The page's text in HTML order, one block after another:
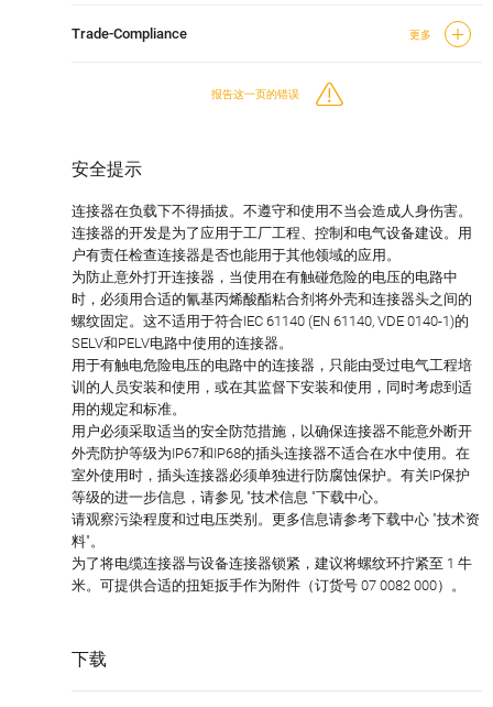
Trade-Compliance 更多
报告这一页的错误
安全提示
连接器在负载下不得插拔。不遵守和使用不当会造成人身伤害。
连接器的开发是为了应用于工厂工程、控制和电气设备建设。用
户有责任检查连接器是否也能用于其他领域的应用。
为防止意外打开连接器，当使用在有触碰危险的电压的电路中
时，必须用合适的氰基丙烯酸酯粘合剂将外壳和连接器头之间的
螺纹固定。这不适用于符合IEC 61140 (EN 61140, VDE 0140-1)的
SELV和PELV电路中使用的连接器。
用于有触电危险电压的电路中的连接器，只能由受过电气工程培
训的人员安装和使用，或在其监督下安装和使用，同时考虑到适
用的规定和标准。
用户必须采取适当的安全防范措施，以确保连接器不能意外断开
外壳防护等级为IP67和IP68的插头连接器不适合在水中使用。在
室外使用时，插头连接器必须单独进行防腐蚀保护。有关IP保护
等级的进一步信息，请参见 "技术信息 "下载中心。
请观察污染程度和过电压类别。更多信息请参考下载中心 "技术资
料"。
为了将电缆连接器与设备连接器锁紧，建议将螺纹环拧紧至 1 牛
米。可提供合适的扭矩扳手作为附件（订货号 07 0082 000）。
下载